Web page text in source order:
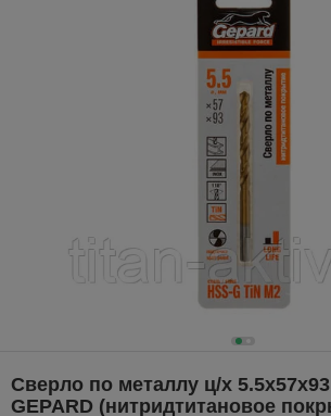
Сверло по металлу ц/х
GEPARD (нитридтитановое